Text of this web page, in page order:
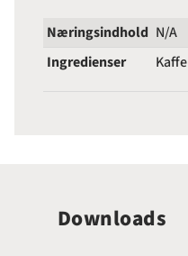
Næringsindhold N/A
Ingredienser
Kaffe
Downloads